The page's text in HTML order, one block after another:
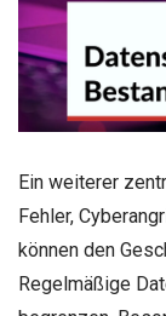
Ein weiterer
Fehler,
können den
Regelmäßige